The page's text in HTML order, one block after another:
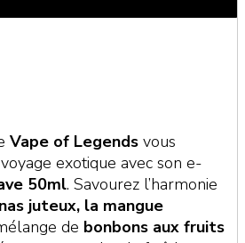
Vape of Legends vous
exotique avec son e-
50ml. Savourez l’harmonie
juteux, la mangue
de bonbons aux fruits